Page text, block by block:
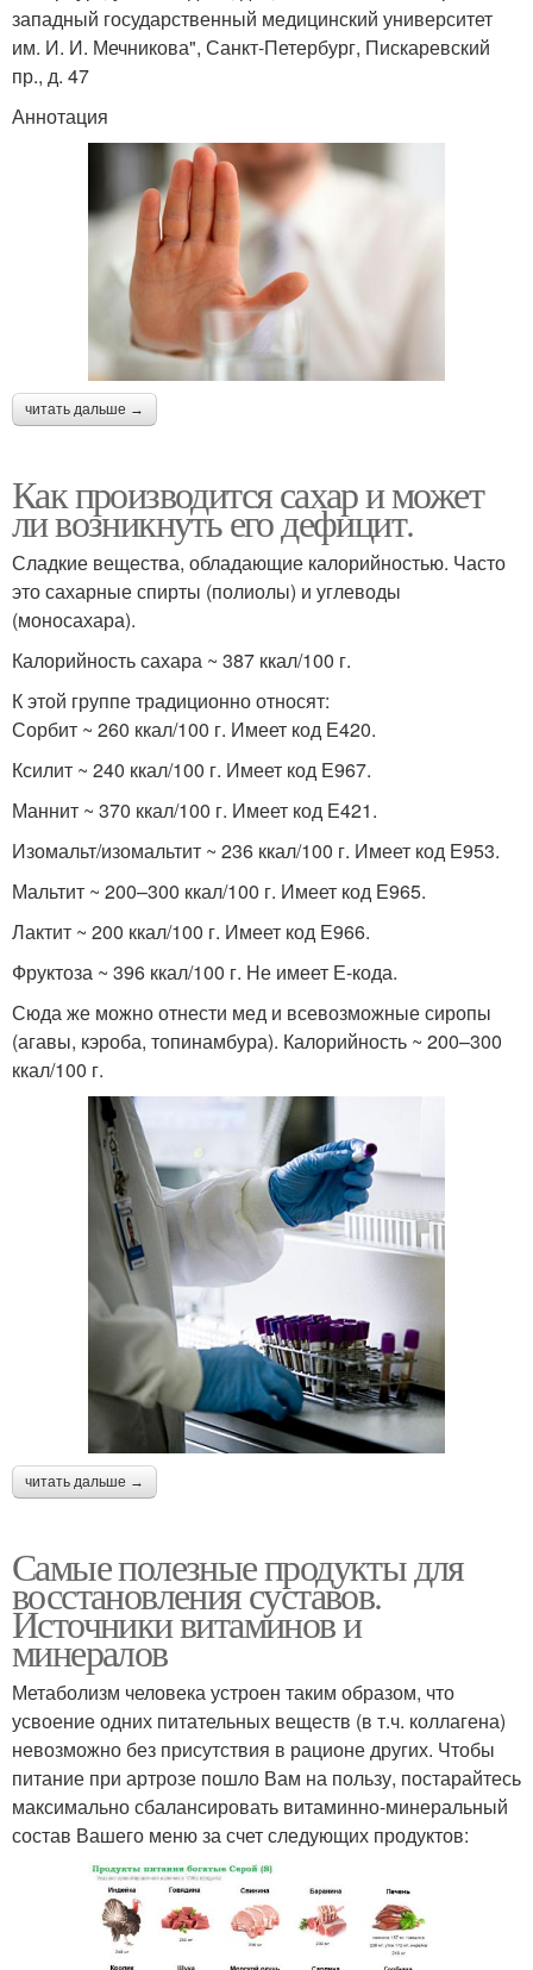
западный государственный медицинский университет
им. И. И. Мечникова", Санкт-Петербург, Пискаревский
пр., д. 47
Аннотация
читать дальше →
Как производится сахар и может
ли возникнуть его дефицит.
Сладкие вещества, обладающие калорийностью. Часто
это сахарные спирты (полиолы) и углеводы
(моносахара).
Калорийность сахара ~ 387 ккал/100 г.
К этой группе традиционно относят:
Сорбит ~ 260 ккал/100 г. Имеет код Е420.
Ксилит ~ 240 ккал/100 г. Имеет код Е967.
Маннит ~ 370 ккал/100 г. Имеет код Е421.
Изомальт/изомальтит ~ 236 ккал/100 г. Имеет код Е953.
Мальтит ~ 200–300 ккал/100 г. Имеет код Е965.
Лактит ~ 200 ккал/100 г. Имеет код Е966.
Фруктоза ~ 396 ккал/100 г. Не имеет Е-кода.
Сюда же можно отнести мед и всевозможные сиропы
(агавы, кэроба, топинамбура). Калорийность ~ 200–300
ккал/100 г.
читать дальше →
Самые полезные продукты для
восстановления суставов.
Источники витаминов и
минералов
Метаболизм человека устроен таким образом, что
усвоение одних питательных веществ (в т.ч. коллагена)
невозможно без присутствия в рационе других. Чтобы
питание при артрозе пошло Вам на пользу, постарайтесь
максимально сбалансировать витаминно-минеральный
состав Вашего меню за счет следующих продуктов: